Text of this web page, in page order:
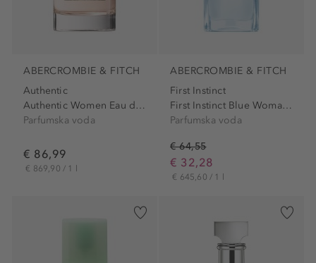
ABERCROMBIE & FITCH
Authentic
Authentic Women Eau de Parfum
Parfumska voda
€ 86,99
€ 869,90 / 1 l
ABERCROMBIE & FITCH
First Instinct
First Instinct Blue Woman...
Parfumska voda
€ 64,55
€ 32,28
€ 645,60 / 1 l